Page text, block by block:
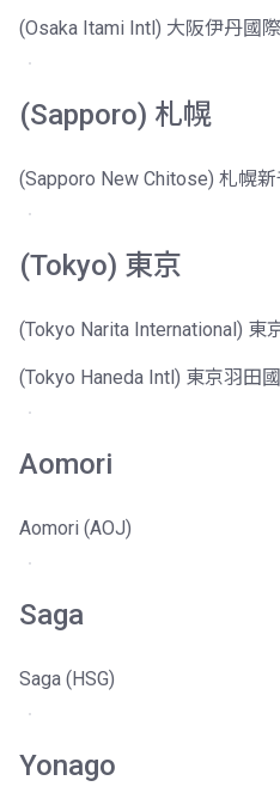
(Osaka Itami Intl) 大阪伊丹國
(Sapporo) 札幌
(Sapporo New Chitose) 札幌
(Tokyo) 東京
(Tokyo Narita International) 東
(Tokyo Haneda Intl) 東京羽田
Aomori
Aomori (AOJ)
Saga
Saga (HSG)
Yonago